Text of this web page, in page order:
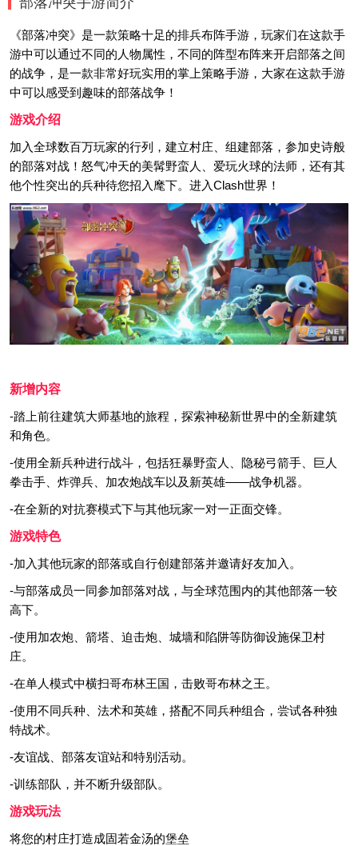
《部落冲突》是一款策略十足的排兵布阵手游，玩家们在这款手
游中可以通过不同的人物属性，不同的阵型布阵来开启部落之间
的战争，是一款非常好玩实用的掌上策略手游，大家在这款手游
中可以感受到趣味的部落战争！
游戏介绍
加入全球数百万玩家的行列，建立村庄、组建部落，参加史诗般
的部落对战！怒气冲天的美髯野蛮人、爱玩火球的法师，还有其
他个性突出的兵种待您招入麾下。进入Clash世界！
新增内容
-踏上前往建筑大师基地的旅程，探索神秘新世界中的全新建筑
和角色。
-使用全新兵种进行战斗，包括狂暴野蛮人、隐秘弓箭手、巨人
拳击手、炸弹兵、加农炮战车以及新英雄——战争机器。
-在全新的对抗赛模式下与其他玩家一对一正面交锋。
游戏特色
-加入其他玩家的部落或自行创建部落并邀请好友加入。
-与部落成员一同参加部落对战，与全球范围内的其他部落一较
高下。
-使用加农炮、箭塔、迫击炮、城墙和陷阱等防御设施保卫村
庄。
-在单人模式中横扫哥布林王国，击败哥布林之王。
-使用不同兵种、法术和英雄，搭配不同兵种组合，尝试各种独
特战术。
-友谊战、部落友谊站和特别活动。
-训练部队，并不断升级部队。
游戏玩法
将您的村庄打造成固若金汤的堡垒